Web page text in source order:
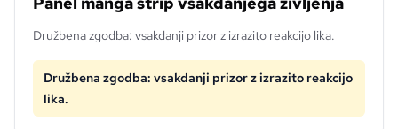
Družbena zgodba: vsakdanji prizor z izrazito reakcijo lika.
Družbena zgodba: vsakdanji prizor z izrazito reakcijo
lika.